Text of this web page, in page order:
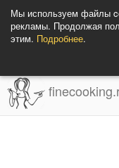
Мы используем файлы
рекламы. Продолжая
этим. Подробнее.